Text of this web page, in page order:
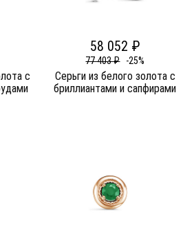
c
58 052 ₽
77 403 ₽ -25%
Серьги из белого золота c
бриллиантами и сапфирами